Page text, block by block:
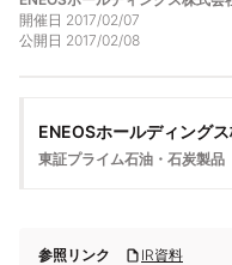
開催日 2017/02/07
公開日 2017/02/08
ENEOSホールディング
東証プライム石油・石炭製品
参照リンク IR資料